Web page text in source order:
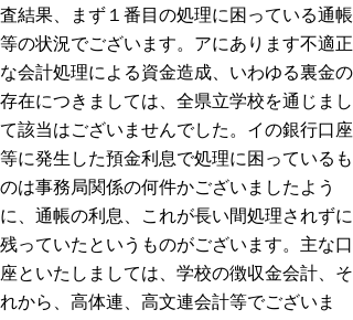
査結果、まず１番目の処理に困っている通帳
等の状況でございます。アにあります不適正
な会計処理による資金造成、いわゆる裏金の
存在につきましては、全県立学校を通じまし
て該当はございませんでした。イの銀行口座
等に発生した預金利息で処理に困っているも
のは事務局関係の何件かございましたよう
に、通帳の利息、これが長い間処理されずに
残っていたというものがございます。主な口
座といたしましては、学校の徴収金会計、そ
れから、高体連、高文連会計等でございま